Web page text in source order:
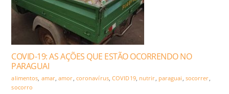
COVID-19: AS AÇÕES QUE ESTÃO OCORRENDO NO
PARAGUAI
alimentos, amar,amor, coronavírus,COVID19, nutrir, paraguai , socorrer,
socorro